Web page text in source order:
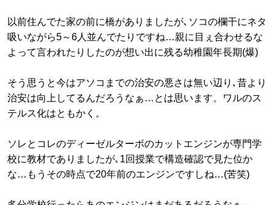
以前住んでた家の前に橋がありましたが､ソコの欄干にネタ
吸いながら5～6人並んでたりですね…親に目ぇ合わせるな
よって言われたりしたのが想い出に残る幼稚園年長期(爆)
そう思うと今はアソコまでの治安の悪さは無い辺り､昔より
治安は向上してるんだろうなぁ…とは思います。ワルのス
テルス化はともかく。
ソレとコレのディーゼルターボのカットエンジンが専門学
校に教材でありましたが､1回授業で構造確認で見た位か
な…もうその時点で20年前のエンジンですしね…(苦笑)